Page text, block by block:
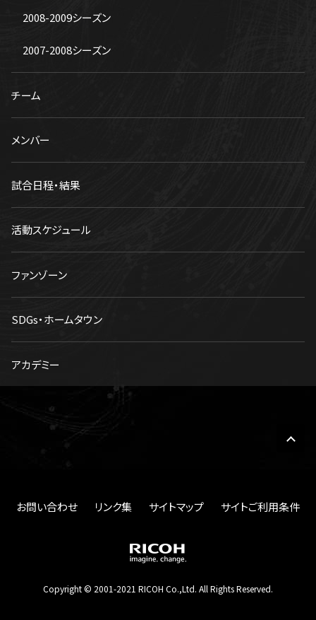
2008-2009シーズン
2007-2008シーズン
チーム
メンバー
試合日程・結果
活動スケジュール
ファンゾーン
SDGs・ホームタウン
アカデミー
お問い合わせ リンク集 サイトマップ サイトご利用条件
Copyright © 2001-2021 RICOH Co.,Ltd. All Rights Reserved.